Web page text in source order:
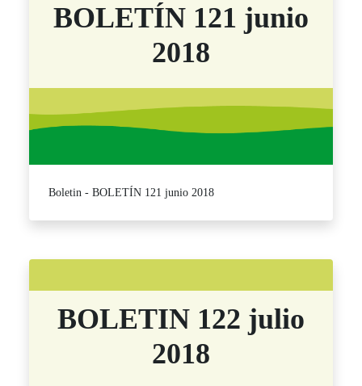
BOLETÍN 121 junio
2018
Boletin - BOLETÍN 121 junio 2018
BOLETIN 122 julio
2018